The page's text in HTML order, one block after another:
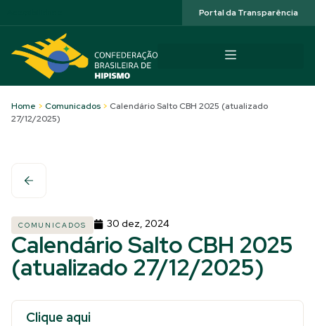
Portal da Transparência
Home > Comunicados > Calendário Salto CBH 2025 (atualizado
27/12/2025)
COMUNICADOS 30 dez, 2024
Calendário Salto CBH 2025
(atualizado 27/12/2025)
Clique aqui